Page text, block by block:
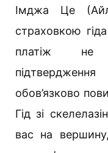
Імджа Це
страховкою
платіж не
обов’язково
Гід зі
вас на